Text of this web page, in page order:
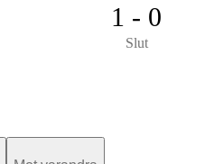
1 - 0
Slut